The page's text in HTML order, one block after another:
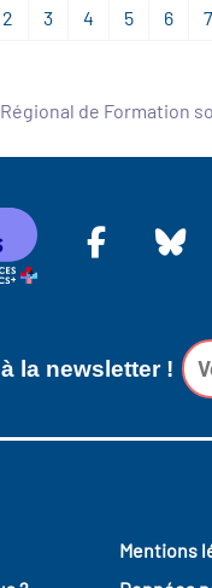
2 3 4 5 6 7
de Formation
la newsletter !
Mentions